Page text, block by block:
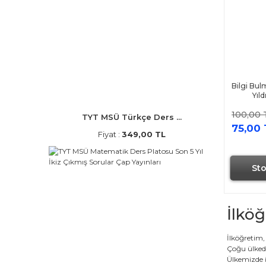
İlk Önce Yayıncılık (3)
IQ Yayınları (3)
Lodos Yayınları (3)
Master Publishing (3)
TYT MSÜ Türkçe Ders ...
Fiyat : 349,00 TL
Bilgi
100,00
75,00
İlköğretim,
Çoğu
Ülkemizde